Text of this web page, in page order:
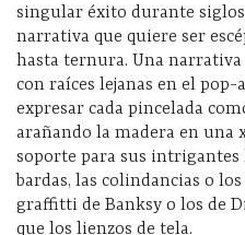
singular éxito durante
narrativa que quiere ser
hasta ternura. Una
con raíces lejanas en el pop-
expresar cada pincelada
arañando la madera en una
soporte para sus
bardas, las colindancias o
graffitti de Banksy o los de
que los lienzos de tela.